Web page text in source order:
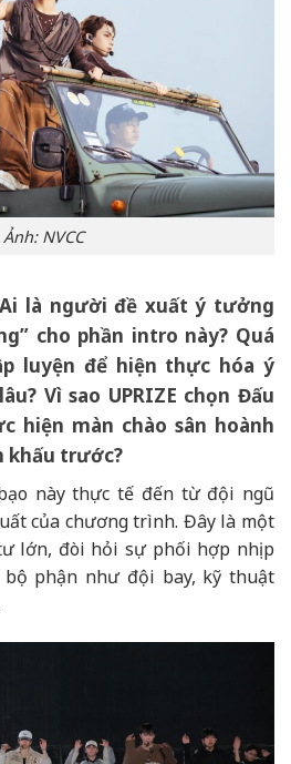
Ảnh: NVCC
Ai là người đề xuất ý tưởng
cho phần intro này? Quá
luyện để hiện thực hóa ý
Vì sao UPRIZE chọn Đấu
hiện màn chào sân hoành
khấu trước?
này thực tế đến từ đội ngũ
của chương trình. Đây là một
lớn, đòi hỏi sự phối hợp nhịp
phận như đội bay, kỹ thuật